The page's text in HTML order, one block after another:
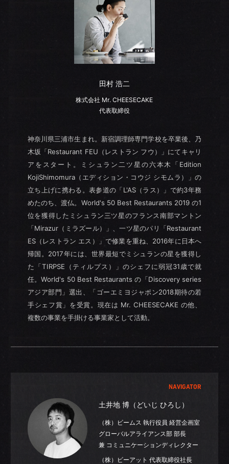
田村 浩二
株式会社 Mr. CHEESECAKE
代表取締役
神奈川県三浦市生まれ。新宿調理師専門学校を卒業後、乃
木坂「Restaurant FEU（レストラン フウ）」にてキャリ
アをスタート。ミシュラン二ツ星の六本木「Edition
KojiShimomura（エディション・コウジ シモムラ）」の
立ち上げに携わる。表参道の「L'AS（ラス）」で約3年務
めたのち、渡仏。World's 50 Best Restaurants 2019 の1
位を獲得したミシュラン三ツ星のフランス南部マントン
「Mirazur（ミラズール）」、一ツ星のパリ「Restaurant
ES（レストラン エス）」で修業を重ね、2016年に日本へ
帰国。2017年には、世界最短でミシュランの星を獲得し
た「TIRPSE（ティルプス）」のシェフに弱冠31歳で就
任。World's 50 Best Restaurants の「Discovery series
アジア部門」選出、「ゴーエミヨジャポン2018期待の若
手シェフ賞」を受賞。現在は Mr. CHEESECAKE の他、
複数の事業を手掛ける事業家として活動。
NAVIGATOR
土井地 博（どいじ ひろし）
（株）ビームス 執行役員 経営企画室
グローバルアライアンス部 部長
兼 コミュニケーションディレクター
（株）ビーアット 代表取締役社長